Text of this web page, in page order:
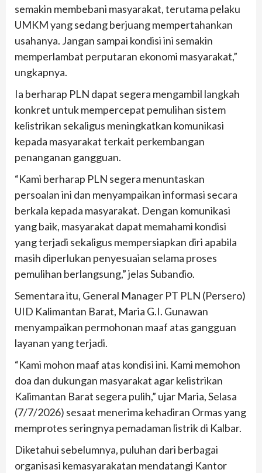
semakin membebani masyarakat, terutama pelaku
UMKM yang sedang berjuang mempertahankan
usahanya. Jangan sampai kondisi ini semakin
memperlambat perputaran ekonomi masyarakat,”
ungkapnya.
Ia berharap PLN dapat segera mengambil langkah
konkret untuk mempercepat pemulihan sistem
kelistrikan sekaligus meningkatkan komunikasi
kepada masyarakat terkait perkembangan
penanganan gangguan.
“Kami berharap PLN segera menuntaskan
persoalan ini dan menyampaikan informasi secara
berkala kepada masyarakat. Dengan komunikasi
yang baik, masyarakat dapat memahami kondisi
yang terjadi sekaligus mempersiapkan diri apabila
masih diperlukan penyesuaian selama proses
pemulihan berlangsung,” jelas Subandio.
Sementara itu, General Manager PT PLN (Persero)
UID Kalimantan Barat, Maria G.I. Gunawan
menyampaikan permohonan maaf atas gangguan
layanan yang terjadi.
“Kami mohon maaf atas kondisi ini. Kami memohon
doa dan dukungan masyarakat agar kelistrikan
Kalimantan Barat segera pulih,” ujar Maria, Selasa
(7/7/2026) sesaat menerima kehadiran Ormas yang
memprotes seringnya pemadaman listrik di Kalbar.
Diketahui sebelumnya, puluhan dari berbagai
organisasi kemasyarakatan mendatangi Kantor